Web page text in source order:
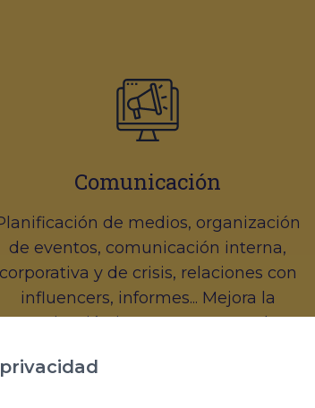
Comunicación
de medios, organización
de eventos, comunicación interna,
corporativa y de crisis, relaciones con
influencers, informes... Mejora la
interna y externa de tu